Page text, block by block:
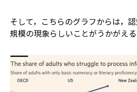
そして，こちらのグラフからは，
規模の現象らしいことがうかがえる